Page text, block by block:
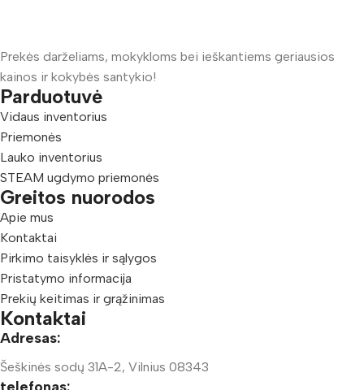
Prekės darželiams, mokykloms bei ieškantiems geriausios
kainos ir kokybės santykio!
Parduotuvė
Vidaus inventorius
Priemonės
Lauko inventorius
STEAM ugdymo priemonės
Greitos nuorodos
Apie mus
Kontaktai
Pirkimo taisyklės ir sąlygos
Pristatymo informacija
Prekių keitimas ir grąžinimas
Kontaktai
Adresas:
Šeškinės sodų 31A-2, Vilnius 08343